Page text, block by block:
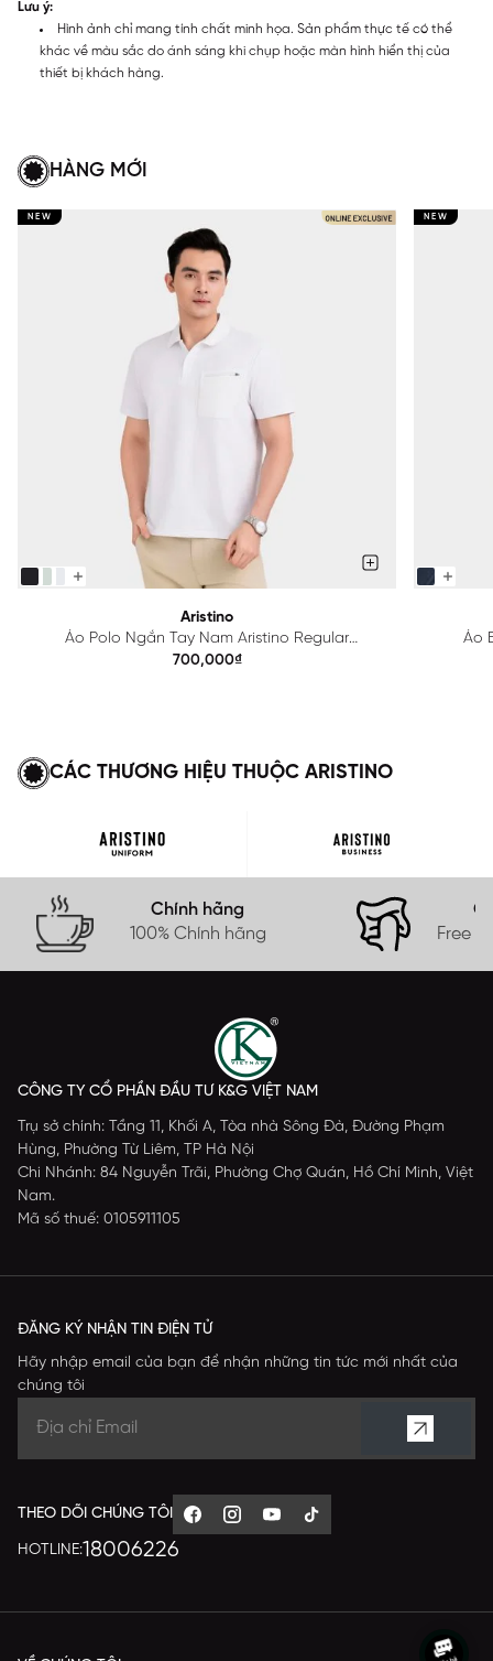
Lưu ý:
Hình ảnh chỉ mang tính chất minh họa. Sản phẩm thực tế có thể
khác về màu sắc do ánh sáng khi chụp hoặc màn hình hiển thị của
thiết bị khách hàng.
HÀNG MỚI
NEW
Aristino
Áo Polo Ngắn Tay Nam Aristino Regular
APS615EDP01
700,000₫
NEW
Áo
CÁC THƯƠNG HIỆU THUỘC ARISTINO
Chính hãng
100% Chính hãng
Free
CÔNG TY CỔ PHẦN ĐẦU TƯ K&G VIỆT NAM
Trụ sở chính: Tầng 11, Khối A, Tòa nhà Sông Đà, Đường Phạm
Hùng, Phường Từ Liêm, TP Hà Nội
Chi Nhánh: 84 Nguyễn Trãi, Phường Chợ Quán, Hồ Chí Minh, Việt
Nam.
Mã số thuế: 0105911105
ĐĂNG KÝ NHẬN TIN ĐIỆN TỬ
Hãy nhập email của bạn để nhận những tin tức mới nhất của
chúng tôi
THEO DÕI CHÚNG TÔI
HOTLINE:18006226